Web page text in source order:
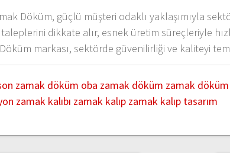
Döküm, güçlü müşteri odaklı yaklaşımıyla
dikkate alır, esnek üretim süreçleriyle
markası, sektörde güvenilirliği ve kaliteyi
zamak döküm oba zamak döküm zamak döküm
zamak kalıbı zamak kalıp zamak kalıp tasarım